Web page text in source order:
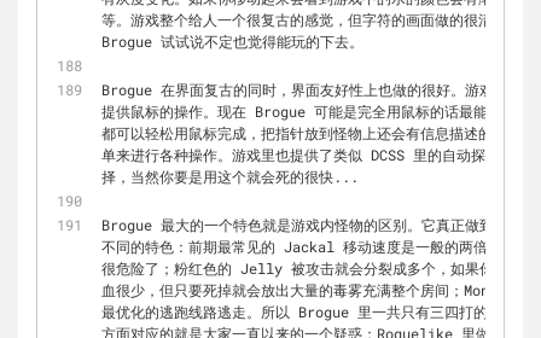
等。游戏整个给人一个很复古的感觉，但字符的画面做的很清晰。
Brogue 试试说不定也觉得能玩的下去。
Brogue 在界面复古的同时，界面友好性上也做的很好。游戏的功
提供鼠标的操作。现在 Brogue 可能是完全用鼠标的话最能玩的
都可以轻松用鼠标完成，把指针放到怪物上还会有信息描述的悬浮
单来进行各种操作。游戏里也提供了类似 DCSS 里的自动探索的功
择，当然你要是用这个就会死的很快...
Brogue 最大的一个特色就是游戏内怪物的区别。它真正做到了每
不同的特色：前期最常见的 Jackal 移动速度是一般的两倍，虽然
很危险了；粉红色的 Jelly 被攻击就会分裂成多个，如果你位置
血很少，但只要死掉就会放出大量的毒雾充满整个房间；Monkey
最优化的逃跑线路逃走。所以 Brogue 里一共只有三四打的怪物种
方面对应的就是大家一直以来的一个疑惑：Roguelike 里做地形这